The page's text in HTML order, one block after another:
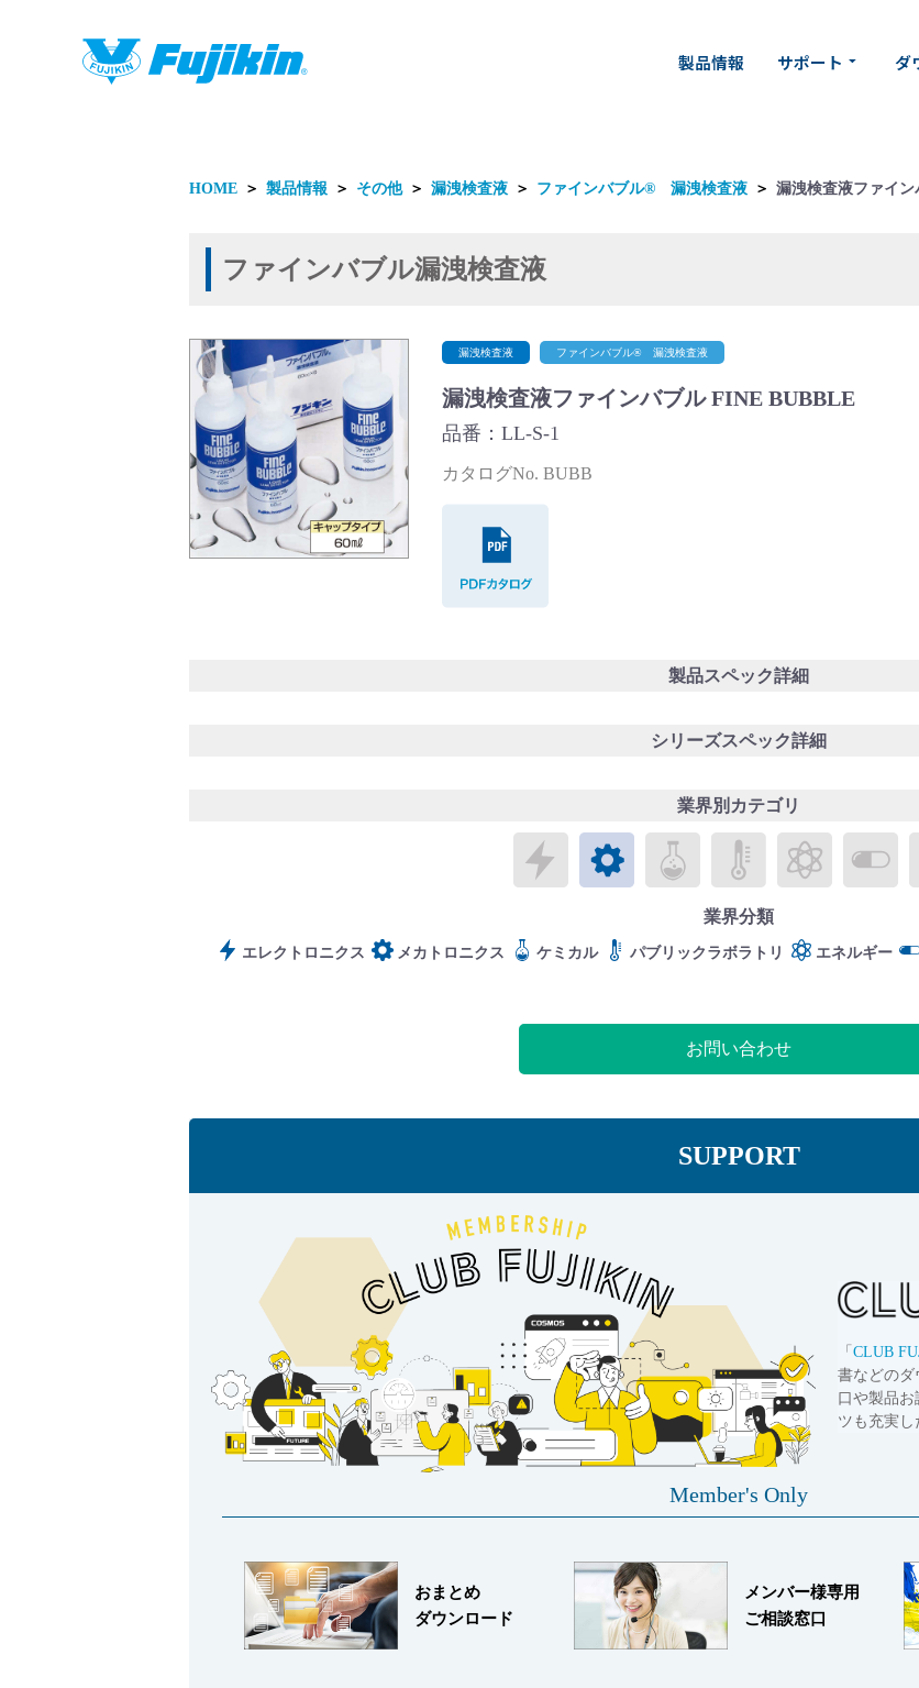
製品情報 サポート arrow_drop_down ダ
製品情報
バルブ・継手・システムを探す
Cv値・流量計算ツール
バルブと継手のきほん
製品情報
HOME ＞ 製品情報 ＞ その他 ＞ 漏洩検査液 ＞ ファインバブル® 漏洩検査液 ＞ 漏洩検査液ファイ
ファインバブル漏洩検査液
漏洩検査液 ファインバブル® 漏洩検査液
漏洩検査液ファインバブル FINE BUBBLE
品番：LL-S-1
カタログNo. BUBB
製品スペック詳細
シリーズスペック詳細
業界別カテゴリ
エレクトロニクス
メカトロニクス
ケミカル パブリックラボラ
業界分類
エレクトロニクス メカトロニクス ケミカル パブリックラボラトリ エネルギー
お問い合わせ
SUPPORT
「 CLUB
書などのダ
口や製品
ツも充実し
Member's Only
おまとめ
ダウンロード
メンバー様専用
ご相談窓口